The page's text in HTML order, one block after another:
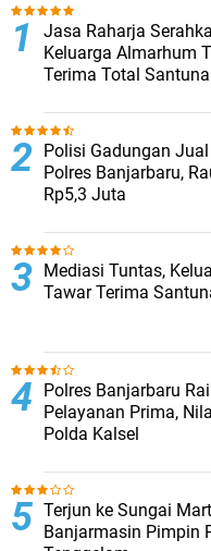
Jasa Raharja
Keluarga Almarhum
Terima Total
Polisi Gadungan
Polres Banjarbaru,
Rp5,3 Juta
Mediasi Tuntas,
Tawar Terima
Polres Banjarbaru
Pelayanan Prima,
Polda Kalsel
Terjun ke Sungai
Banjarmasin Pimpin